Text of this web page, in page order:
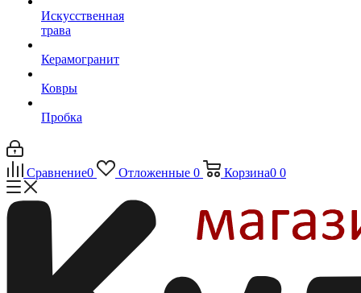
Искусственная
трава
Керамогранит
Ковры
Пробка
Сравнение0 Отложенные 0 Корзина0 0